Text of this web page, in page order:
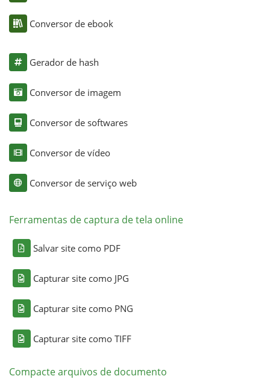
Conversor de ebook
Gerador de hash
Conversor de imagem
Conversor de softwares
Conversor de vídeo
Conversor de serviço web
Ferramentas de captura de tela online
Salvar site como PDF
Capturar site como JPG
Capturar site como PNG
Capturar site como TIFF
Compacte arquivos de documento